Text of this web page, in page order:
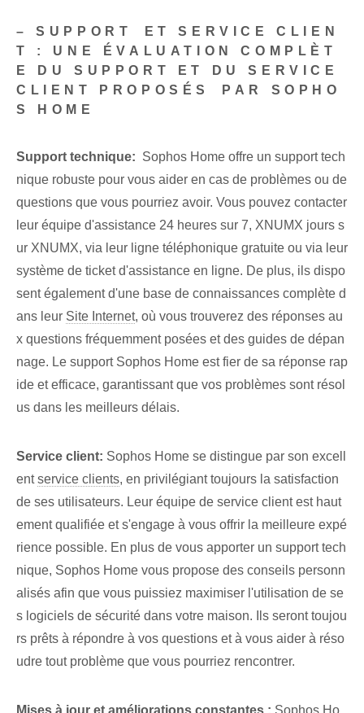
– SUPPORT⁣ ET SERVICE CLIEN
T : UNE ÉVALUATION COMPLÈT
E DU SUPPORT ET DU SERVICE
CLIENT PROPOSÉS⁤ PAR SOPHO
S HOME
Support technique: ‍ Sophos Home offre un support tech
nique robuste pour vous aider en cas de problèmes ou de
questions que vous pourriez avoir. Vous pouvez contacter
leur équipe d'assistance 24 heures sur 7, XNUMX jours s
ur XNUMX, via leur ligne téléphonique gratuite ou via leur
système de ticket d'assistance en ligne. De plus,⁤ ils dispo
sent également d'une base de connaissances‌ complète d
ans leur Site Internet, où vous trouverez des ‌réponses⁢ au
x questions fréquemment posées et⁤ des guides de dépan
nage. Le support Sophos Home est fier de sa réponse rap
ide et efficace, garantissant que vos problèmes sont résol
us dans les meilleurs délais.
Service client: Sophos Home se distingue par son excell
entservice clients, en privilégiant toujours la satisfaction
de ses utilisateurs. Leur équipe de service client est haut
ement qualifiée et s'engage à vous offrir la meilleure expé
rience possible. ⁤En plus de vous apporter un support tech
nique, Sophos Home vous propose des conseils personn
alisés afin que vous puissiez maximiser l'utilisation de se
s logiciels de sécurité dans votre maison. Ils seront toujou
rs prêts à répondre à vos questions et à vous aider à réso
udre tout problème que vous pourriez rencontrer.